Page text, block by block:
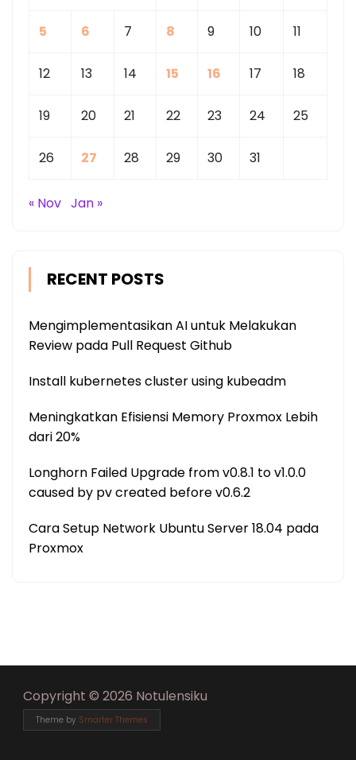
5 6 7 8 9 10 11
12 13 14 15 16 17 18
19 20 21 22 23 24 25
26 27 28 29 30 31
« Nov Jan »
RECENT POSTS
Mengimplementasikan AI untuk Melakukan
Review pada Pull Request Github
Install kubernetes cluster using kubeadm
Meningkatkan Efisiensi Memory Proxmox Lebih
dari 20%
Longhorn Failed Upgrade from v0.8.1 to v1.0.0
caused by pv created before v0.6.2
Cara Setup Network Ubuntu Server 18.04 pada
Proxmox
Copyright © 2026 Notulensiku
Theme by Smarter Themes